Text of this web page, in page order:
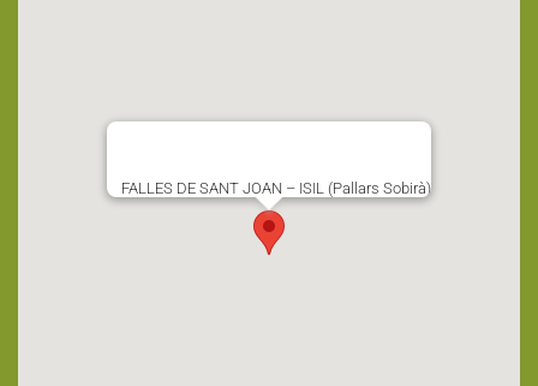
FALLES DE SANT JOAN – ISIL (Pallars Sobirà)